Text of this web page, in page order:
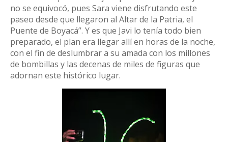
no se equivocó, pues Sara viene disfrutando este
paseo desde que llegaron al Altar de la Patria, el
Puente de Boyacá”. Y es que Javi lo tenía todo bien
preparado, el plan era llegar allí en horas de la noche,
con el fin de deslumbrar a su amada con los millones
de bombillas y las decenas de miles de figuras que
adornan este histórico lugar.